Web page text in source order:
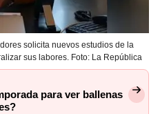
solicita nuevos estudios de la
sus labores. Foto: La República
para ver ballenas